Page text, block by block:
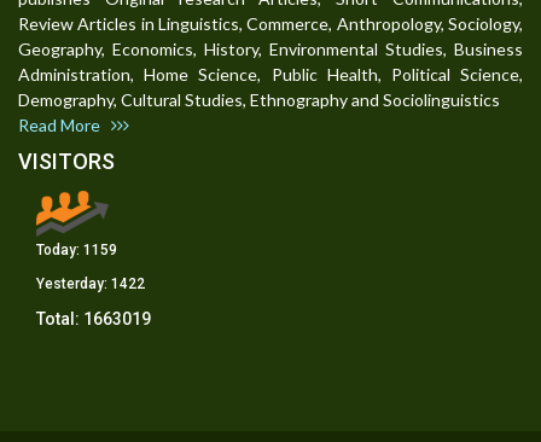
Review Articles in Linguistics, Commerce, Anthropology, Sociology,
Geography, Economics, History, Environmental Studies, Business
Administration, Home Science, Public Health, Political Science,
Demography, Cultural Studies, Ethnography and Sociolinguistics
Read More
VISITORS
Today: 1159
Yesterday: 1422
Total: 1663019